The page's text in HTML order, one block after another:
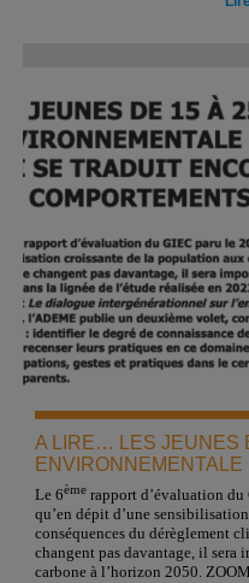
A LIRE… LES JEUNES
ENVIRONNEMENTALE
Le 6ème rapport d’évaluation
qu’en dépit d’une
conséquences du dérèglement
changent pas davantage, il sera
carbone à l’horizon 2050.